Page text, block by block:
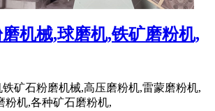
机械,球磨机,铁矿磨粉机,
矿石粉磨机械,高压磨粉机,雷蒙磨粉机,
粉机,各种矿石磨粉机,